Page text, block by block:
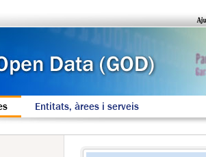
Entitats, àrees i serveis